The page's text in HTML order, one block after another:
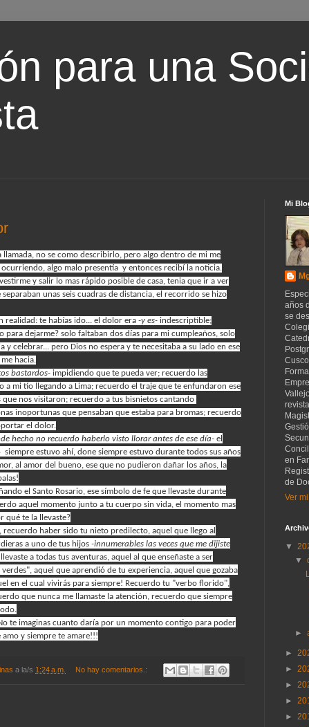
para una
llamada, no se como describirlo, pero algo dentro de mi me
algo malo presentía y entonces recibí la noticia.
y salir lo mas rápido posible de casa, tenia que ir a ver
unas seis cuadras de distancia, el recorrido se hizo
realidad: te habías ido... el dolor era -y es- indescriptible;
para dejarme? solo faltaban dos días para mi cumpleaños, solo
celebrar... pero Dios no espera y te necesitaba a su lado en ese
hacia.
bastardos- impidiendo que te pueda ver; recuerdo las
mi tío llegando a Lima; recuerdo el traje que te enfundaron ese
que nos visitaron; recuerdo a tus bisnietos cantando
inoportunas que pensaban que estaba para bromas; recuerdo
el dolor.
hecho no recuerdo haberlo visto llorar antes de ese día- el
estuvo ahí, done siempre estuvo durante todos sus años
al amor del bueno, ese que no pudieron dañar los años, la
el Santo Rosario, ese símbolo de fe que llevaste durante
aquel momento junto a tu cuerpo sin vida, el momento mas
qué te la llevaste?
recuerdo haber sido tu nieto predilecto, aquel que llego al
a uno de tus hijos -innumerables las veces que me dijiste
a todas tus aventuras, aquel al que enseñaste a ser
aquel que aprendió de tu experiencia, aquel que gozaba
en el cual vivirás para siempre! Recuerdo tu "verbo florido",
que nunca me llamaste la atención, recuerdo que siempre
te imaginas cuanto daría por un momento contigo para poder
y siempre te amare!!!
a la/s 1:24 a.m. No hay comentarios.:
Mi
años
se
en
de
Ver
▼
▼
►
►
►
►
►
►